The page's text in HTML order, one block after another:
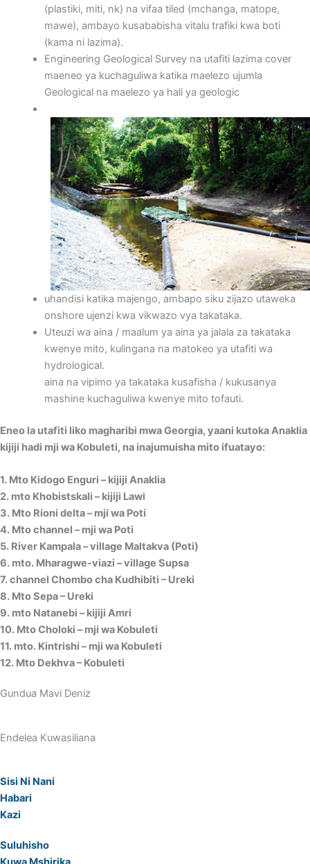
(plastiki, miti, nk) na vifaa tiled (mchanga, matope,
mawe), ambayo kusababisha vitalu trafiki kwa boti
(kama ni lazima).
Engineering Geological Survey na utafiti lazima cover
maeneo ya kuchaguliwa katika maelezo ujumla
Geological na maelezo ya hali ya geologic
uhandisi katika majengo, ambapo siku zijazo utaweka
onshore ujenzi kwa vikwazo vya takataka.
Uteuzi wa aina / maalum ya aina ya jalala za takataka
kwenye mito, kulingana na matokeo ya utafiti wa
hydrological.
aina na vipimo ya takataka kusafisha / kukusanya
mashine kuchaguliwa kwenye mito tofauti.
Eneo la utafiti liko magharibi mwa Georgia, yaani kutoka Anaklia
kijiji hadi mji wa Kobuleti, na inajumuisha mito ifuatayo:
1. Mto Kidogo Enguri – kijiji Anaklia
2. mto Khobistskali – kijiji Lawi
3. Mto Rioni delta – mji wa Poti
4. Mto channel – mji wa Poti
5. River Kampala – village Maltakva (Poti)
6. mto. Mharagwe-viazi – village Supsa
7. channel Chombo cha Kudhibiti – Ureki
8. Mto Sepa – Ureki
9. mto Natanebi – kijiji Amri
10. Mto Choloki – mji wa Kobuleti
11. mto. Kintrishi – mji wa Kobuleti
12. Mto Dekhva – Kobuleti
Gundua Mavi Deniz
Endelea Kuwasiliana
Sisi Ni Nani
Habari
Kazi
Suluhisho